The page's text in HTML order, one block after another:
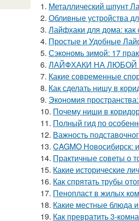
1. Металлический шпунт
2. Обливные устройства
3. Лайфхаки для дома:
4. Простые и Удобные
5. Сэкономь зимой: 17
6. ЛАЙФХАКИ НА ЛЮБОЙ
7. Какие современные
8. Как сделать нишу в
9. Экономия
10. Почему ниши в
11. Полный гид по
12. Важность
13. CAGMO Новосибирск:
14. Практичные советы о
15. Какие исторические
16. Как спрятать трубы
17. Пенопласт в жилых
18. Какие местные блюда
19. Как превратить 3-